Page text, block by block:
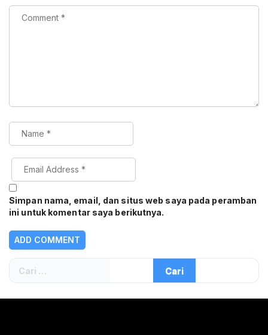
Simpan nama, email, dan situs web saya pada peramban
ini untuk komentar saya berikutnya.
Cari
untuk: